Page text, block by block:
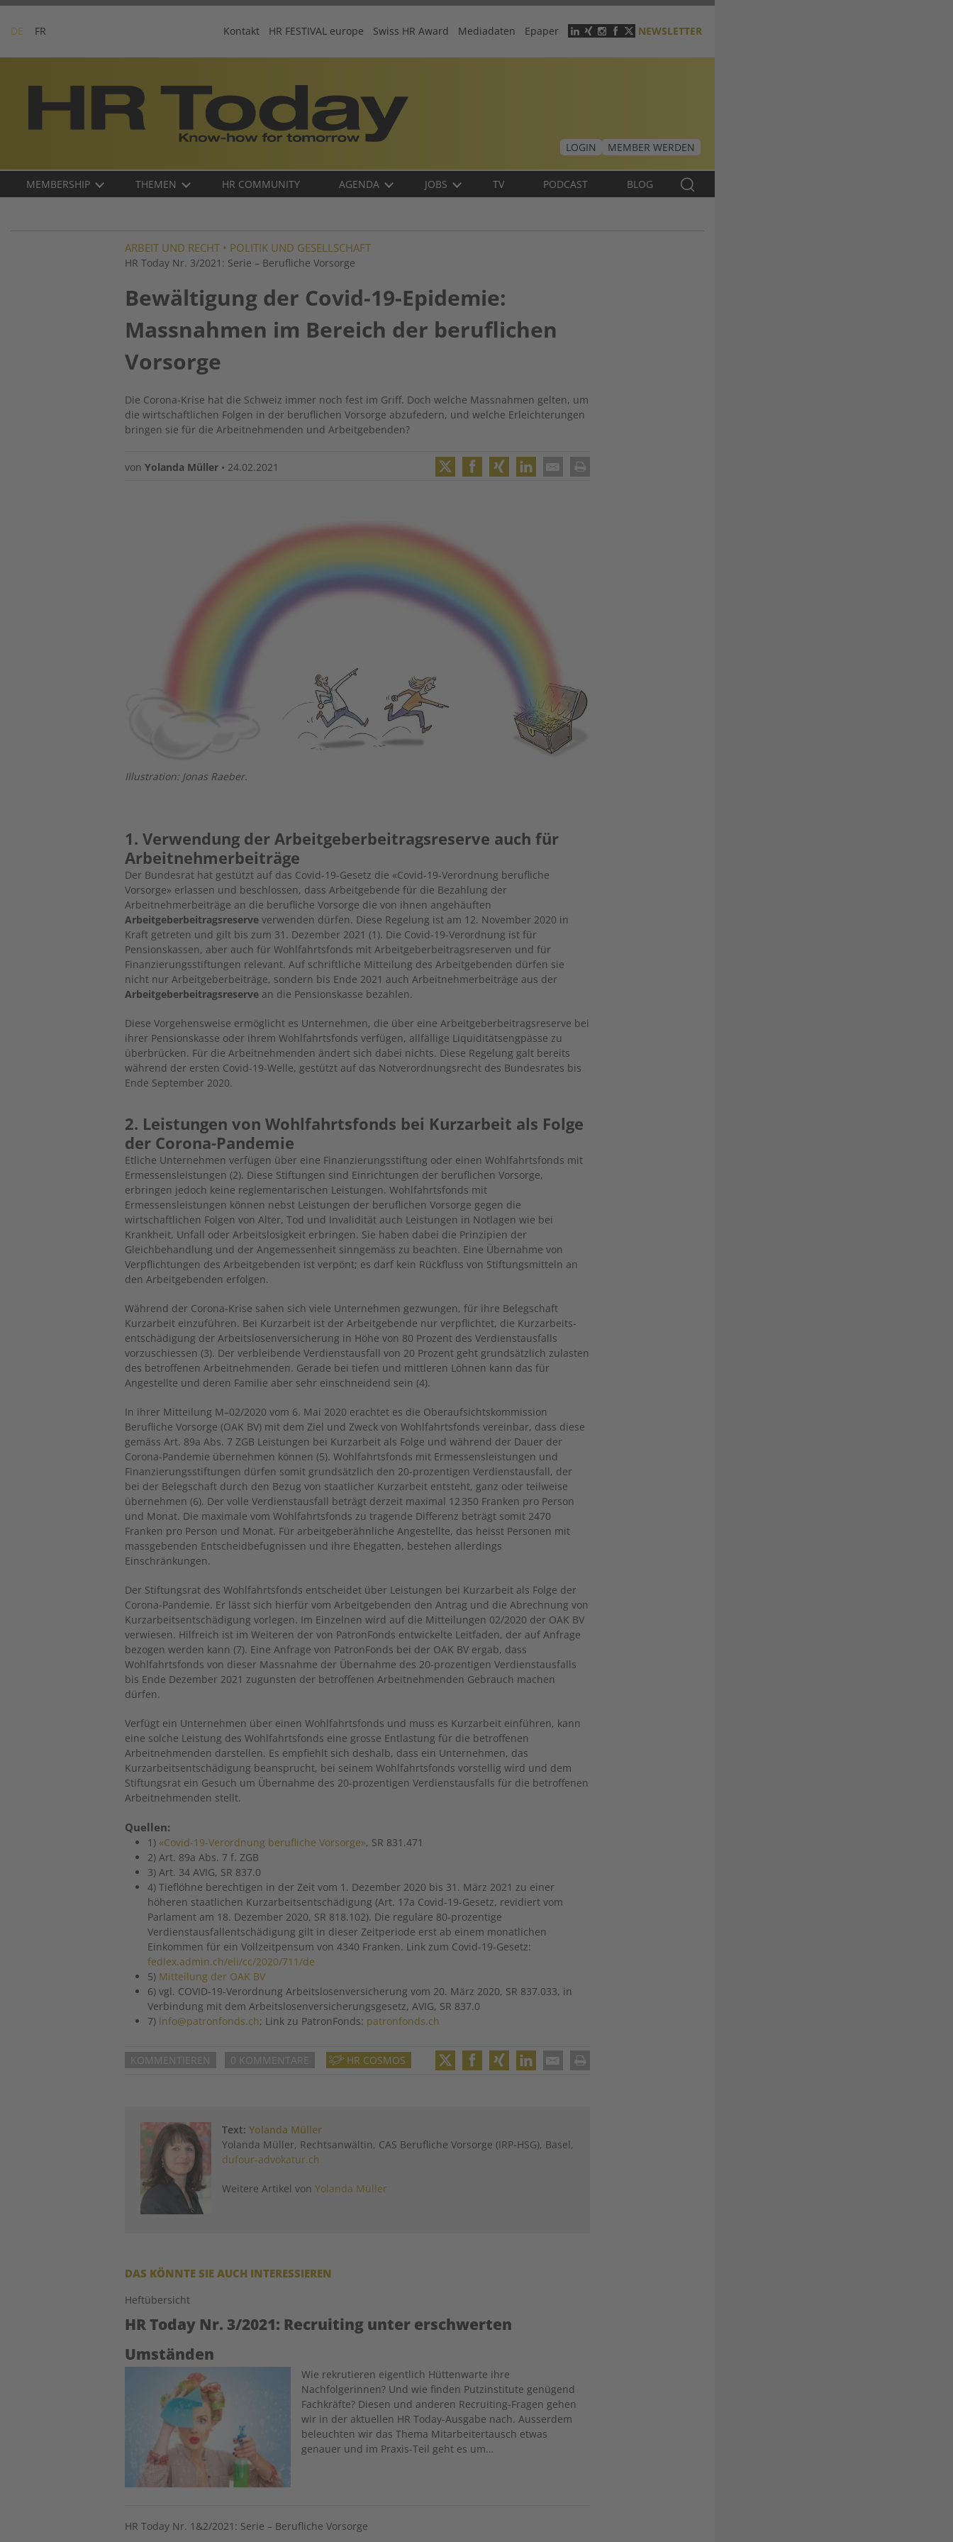
Skip
content
DE FR
Header
menu
Kontakt HR FESTIVAL europe Swiss HR Award Mediadaten Epaper NEWSLETTER
LOGIN
MEMBER WERDEN
Main
DE
MEMBERSHIP THEMEN HR COMMUNITY AGENDA JOBS TV PODCAST BLOG
ARBEIT UND RECHT • POLITIK UND GESELLSCHAFT
HR Today Nr. 3/2021: Serie – Berufliche Vorsorge
Bewältigung der Covid-19-Epidemie:
Massnahmen im Bereich der beruflichen
Vorsorge
Die Corona-Krise hat die Schweiz immer noch fest im Griff. Doch welche Massnahmen gelten, um
die wirtschaftlichen Folgen in der beruflichen Vorsorge abzufedern, und welche Erleichterungen
bringen sie für die Arbeitnehmenden und Arbeitgebenden?
von Yolanda Müller • 24.02.2021
Illustration: Jonas Raeber.
1. Verwendung der Arbeitgeberbeitragsreserve auch für
Arbeitnehmerbeiträge
Der Bundesrat hat gestützt auf das Covid-19-Gesetz die «Covid-19-Verordnung berufliche
Vorsorge» erlassen und beschlossen, dass Arbeitgebende für die Bezahlung der
Arbeitnehmerbeiträge an die berufliche Vorsorge die von ihnen angehäuften
Arbeitgeberbeitragsreserve verwenden dürfen. Diese Regelung ist am 12. November 2020 in
Kraft getreten und gilt bis zum 31. Dezember 2021 (1). Die Covid-19-Verordnung ist für
Pensionskassen, aber auch für Wohlfahrtsfonds mit Arbeitgeberbeitragsreserven und für
Finanzierungsstiftungen relevant. Auf schriftliche Mitteilung des Arbeitgebenden dürfen sie
nicht nur Arbeitgeberbeiträge, sondern bis Ende 2021 auch Arbeitnehmerbeiträge aus der
Arbeitgeberbeitragsreserve an die Pensionskasse bezahlen.
Diese Vorgehensweise ermöglicht es Unternehmen, die über eine Arbeitgeberbeitragsreserve bei
ihrer Pensionskasse oder­ ihrem Wohlfahrtsfonds verfügen, allfällige Liquiditätsengpässe zu
überbrücken. Für die Arbeitnehmenden ändert sich dabei nichts. Diese Regelung galt bereits
während der ersten Covid-19-Welle, gestützt auf das Notverordnungsrecht des Bundesrates bis
Ende September 2020.
2. Leistungen von Wohlfahrtsfonds bei Kurzarbeit als Folge
der Corona-Pandemie
Etliche Unternehmen verfügen über eine Finanzierungsstiftung oder einen Wohlfahrtsfonds mit
Ermessensleistungen (2). Diese ­Stiftungen sind Einrichtungen der beruflichen Vorsorge,
erbringen jedoch keine reglementarischen Leistungen. Wohlfahrtsfonds mit
Ermessensleistungen können nebst Leistungen der beruflichen ­Vorsorge gegen die
wirtschaftlichen Folgen von Alter, Tod und Invalidität auch Leistungen in Notlagen wie bei
Krankheit, Unfall oder Arbeitslosigkeit erbringen. Sie haben dabei die Prinzipien der
Gleichbehandlung und der Angemessenheit sinngemäss zu beachten. Eine Übernahme von
Verpflichtungen des Arbeitgebenden ist verpönt; es darf kein Rückfluss von Stiftungsmitteln an
den Arbeitgebenden erfolgen.
Während der Corona-Krise sahen sich viele Unternehmen gezwungen, für ihre Belegschaft
Kurzarbeit einzuführen. Bei Kurzarbeit ist der Arbeitgebende nur verpflichtet, die Kurzarbeits­
entschädigung der Arbeitslosenversicherung in Höhe von 80 Prozent des Verdienstausfalls
vorzuschiessen (3). Der verbleibende Verdienstausfall von 20 Prozent geht grundsätzlich zulasten
des betroffenen Arbeitnehmenden. Gerade bei tiefen und mittleren Löhnen kann das für
Angestellte und deren Familie aber sehr einschneidend sein (4).
In ihrer Mitteilung M–02/2020 vom 6. Mai 2020 erachtet es die Oberaufsichtskommission
Berufliche Vorsorge (OAK BV) mit dem Ziel und Zweck von Wohlfahrtsfonds vereinbar, dass diese
gemäss Art. 89a Abs. 7 ZGB Leistungen bei Kurzarbeit als Folge und während der Dauer der
Corona-Pandemie übernehmen können (5). Wohlfahrtsfonds mit Ermessensleistungen und
Finanzierungsstiftungen dürfen somit grundsätzlich den 20-prozentigen Verdienstausfall, der
bei der Belegschaft durch den Bezug von staatlicher Kurzarbeit entsteht, ganz oder teilweise
übernehmen (6). Der volle Verdienstausfall beträgt derzeit maximal 12 350 Franken pro Person
und Monat. Die maximale vom Wohlfahrtsfonds zu tragende Differenz beträgt somit 2470
Franken pro Person und Monat. Für arbeitgeberähnliche Angestellte, das heisst Personen mit
massgebenden Entscheidbefugnissen und ihre Ehegatten, bestehen allerdings
Einschränkungen.
Der Stiftungsrat des Wohlfahrtsfonds entscheidet über Leistungen bei Kurzarbeit als Folge der
Corona-Pandemie. Er lässt sich ­hierfür vom Arbeitgebenden den Antrag und die Abrechnung von
Kurzarbeitsentschädigung vorlegen. Im Einzelnen wird auf die ­Mitteilungen 02/2020 der OAK BV
verwiesen. Hilfreich ist im Weiteren der von PatronFonds entwickelte Leitfaden, der auf Anfrage
bezogen werden kann (7). Eine Anfrage von PatronFonds bei der OAK BV ergab, dass
Wohlfahrtsfonds von dieser Massnahme der Übernahme des 20-prozentigen Verdienstausfalls
bis Ende Dezember 2021 zugunsten der betroffenen Arbeitnehmenden Gebrauch machen
dürfen.
Verfügt ein Unternehmen über einen Wohlfahrtsfonds und muss es Kurzarbeit einführen, kann
eine solche Leistung des Wohlfahrtsfonds eine grosse Entlastung für die betroffenen
Arbeitnehmenden darstellen. Es empfiehlt sich deshalb, dass ein Unternehmen, das
Kurzarbeitsentschädigung beansprucht, bei seinem Wohlfahrtsfonds vorstellig wird und dem
Stiftungsrat ein Gesuch um Übernahme des 20-prozentigen Verdienstausfalls für die betroffenen
Arbeitnehmenden stellt.
Quellen:
1) «Covid-19-Verordnung berufliche Vorsorge», SR 831.471
2) Art. 89a Abs. 7 f. ZGB
3) Art. 34 AVIG, SR 837.0
4) Tieflöhne berechtigen in der Zeit vom 1. Dezember 2020 bis 31. März 2021 zu einer
höheren staatlichen Kurzarbeitsentschädigung (Art. 17a Covid-19-Gesetz, revidiert vom
Parlament am 18. Dezember 2020, SR 818.102). Die reguläre 80-prozentige
Verdienstausfallentschädigung gilt in dieser Zeitperiode erst ab einem monatlichen
Einkommen für ein Vollzeitpensum von 4340 Franken. Link zum Covid-19-Gesetz:
fedlex.admin.ch/eli/cc/2020/711/de
5) Mitteilung der OAK BV
6) vgl. COVID-19-Verordnung Arbeitslosenversicherung vom 20. März 2020, SR 837.033, in
Verbindung mit dem Arbeitslosenversicherungsgesetz, AVIG, SR 837.0
7) info@patronfonds.ch; Link zu PatronFonds: patronfonds.ch
KOMMENTIEREN 0 KOMMENTARE HR COSMOS
Text:Yolanda Müller
Yolanda Müller, Rechtsanwältin, CAS Berufliche Vorsorge (IRP-HSG), Basel,
dufour-advokatur.ch
Weitere Artikel vonYolanda Müller
DAS KÖNNTE SIE AUCH INTERESSIEREN
Heftübersicht
HR Today Nr. 3/2021: Recruiting unter erschwerten
Umständen
Wie rekrutieren eigentlich Hüttenwarte ihre
Nachfolgerinnen? Und wie finden Putzinstitute genügend
Fachkräfte? Diesen und anderen Recruiting-Fragen gehen
wir in der aktuellen HR Today-Ausgabe nach. Ausserdem
beleuchten wir das Thema Mitarbeitertausch etwas
genauer und im Praxis-Teil geht es um…
HR Today Nr. 1&2/2021: Serie – Berufliche Vorsorge